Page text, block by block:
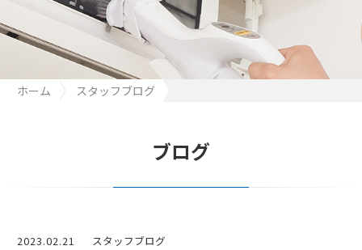
ホーム スタッフブログ
ブログ
2023.02.21 スタッフブログ